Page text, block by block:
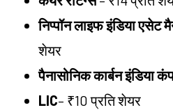
निप्पॉन लाइफ इंडिया एसेट
शेयर
पैनासोनिक कार्बन इंडिया
LIC– ₹10 प्रति शेयर